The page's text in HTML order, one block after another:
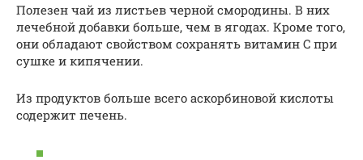
Полезен чай из листьев черной смородины. В них
лечебной добавки больше, чем в ягодах. Кроме того,
они обладают свойством сохранять витамин C при
сушке и кипячении.
Из продуктов больше всего аскорбиновой кислоты
содержит печень.